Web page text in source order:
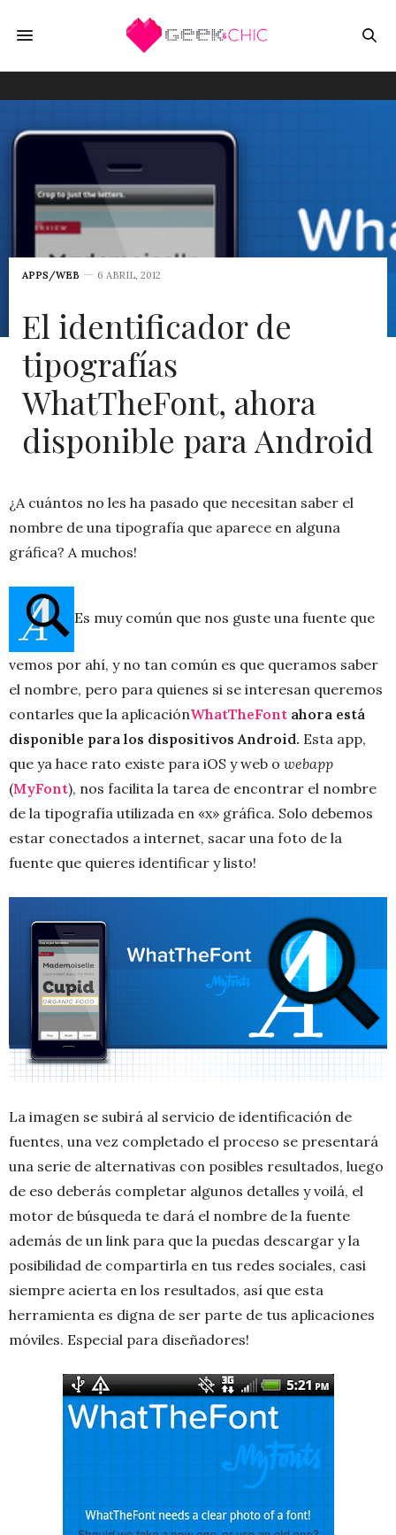
APPS/WEB 6 ABRIL, 2012
El identificador de
tipografías
WhatTheFont, ahora
disponible para Android
¿A cuántos no les ha pasado que necesitan saber el
nombre de una tipografía que aparece en alguna
gráfica? A muchos!
Es muy común que nos guste una fuente que
vemos por ahí, y no tan común es que queramos saber
el nombre, pero para quienes si se interesan queremos
contarles que la aplicaciónWhatTheFont ahora está
disponible para los dispositivos Android. Esta app,
que ya hace rato existe para iOS y web o webapp
(MyFont), nos facilita la tarea de encontrar el nombre
de la tipografía utilizada en «x» gráfica. Solo debemos
estar conectados a internet, sacar una foto de la
fuente que quieres identificar y listo!
La imagen se subirá al servicio de identificación de
fuentes, una vez completado el proceso se presentará
una serie de alternativas con posibles resultados, luego
de eso deberás completar algunos detalles y voilá, el
motor de búsqueda te dará el nombre de la fuente
además de un link para que la puedas descargar y la
posibilidad de compartirla en tus redes sociales, casi
siempre acierta en los resultados, así que esta
herramienta es digna de ser parte de tus aplicaciones
móviles. Especial para diseñadores!